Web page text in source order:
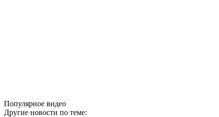
Популярное видео
Другие новости по теме: